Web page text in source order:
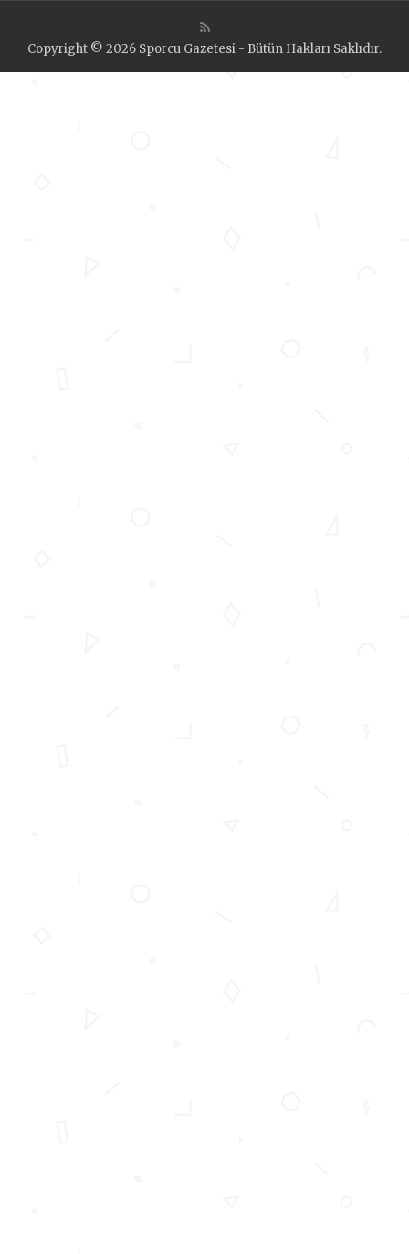
Copyright © 2026 Sporcu Gazetesi - Bütün Hakları Saklıdır.